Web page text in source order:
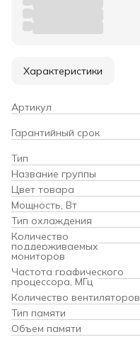
Характеристики
Артикул
Гарантийный срок
Тип
Название группы
Цвет товара
Мощность, Вт
Тип охлаждения
Количество
поддерживаемых
мониторов
Частота графического
процессора, МГц
Количество вентиляторов
Тип памяти
Объем памяти